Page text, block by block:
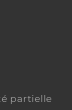
partielle